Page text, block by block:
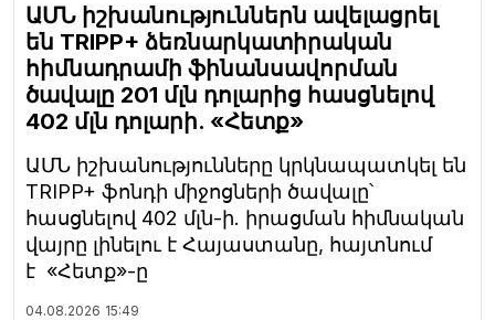
ԱՄՆ իշխանություններն ավելացրել
են TRIPP+ ձեռնարկատիրական
հիմնադրամի ֆինանսավորման
ծավալը 201 մլն դոլարից հասցնելով
402 մլն դոլարի. «Հետք»
ԱՄՆ իշխանությունները կրկնապատկել են
TRIPP+ ֆոնդի միջոցների ծավալը՝
հասցնելով 402 մլն-ի. իրացման հիմնական
վայրը լինելու է Հայաստանը, հայտնում
է «Հետք»-ը
04.08.2026 15:49